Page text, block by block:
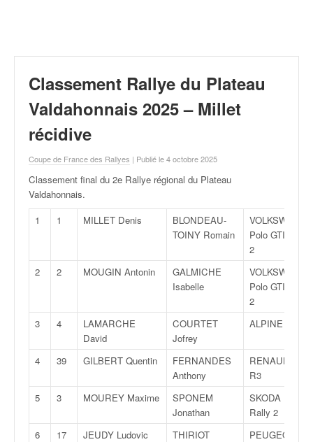
Classement Rallye du Plateau
Valdahonnais 2025 – Millet
récidive
Coupe de France des Rallyes | Publié le 4 octobre 2025
Classement final du 2e Rallye régional du Plateau
Valdahonnais.
1
1 MILLET Denis
BLONDEAU-
TOINY Romain
VOLKSWAGEN
Polo GTI Rally
2
2
2 MOUGIN Antonin
GALMICHE
Isabelle
VOLKSWAGEN
Polo GTI Rally
2
3
4
LAMARCHE
David
COURTET
Jofrey
ALPINE A110
4 39 GILBERT Quentin
FERNANDES
Anthony
RENAULT Clio
R3
5
3 MOUREY Maxime
SPONEM
Jonathan
SKODA Fabia
Rally 2
6
17 JEUDY Ludovic
THIRIOT
PEUGEOT 307